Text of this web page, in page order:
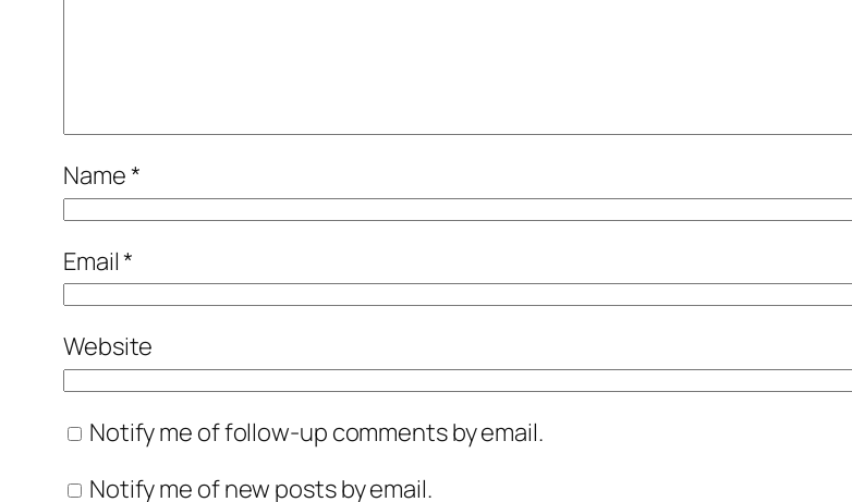
Name*
Email*
Website
Notify me of follow-up comments by email.
Notify me of new posts by email.